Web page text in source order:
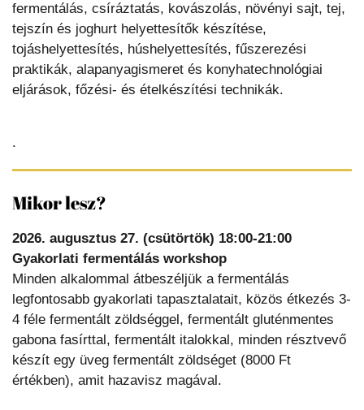
fermentálás, csíráztatás, kovászolás, növényi sajt, tej,
tejszín és joghurt helyettesítők készítése,
tojáshelyettesítés, húshelyettesítés, fűszerezési
praktikák, alapanyagismeret és konyhatechnológiai
eljárások, főzési- és ételkészítési technikák.
.
Mikor lesz?
2026. augusztus 27. (csütörtök) 18:00-21:00
Gyakorlati fermentálás workshop
Minden alkalommal átbeszéljük a fermentálás
legfontosabb gyakorlati tapasztalatait, közös étkezés 3-
4 féle fermentált zöldséggel, fermentált gluténmentes
gabona fasírttal, fermentált italokkal, minden résztvevő
készít egy üveg fermentált zöldséget (8000 Ft
értékben), amit hazavisz magával.